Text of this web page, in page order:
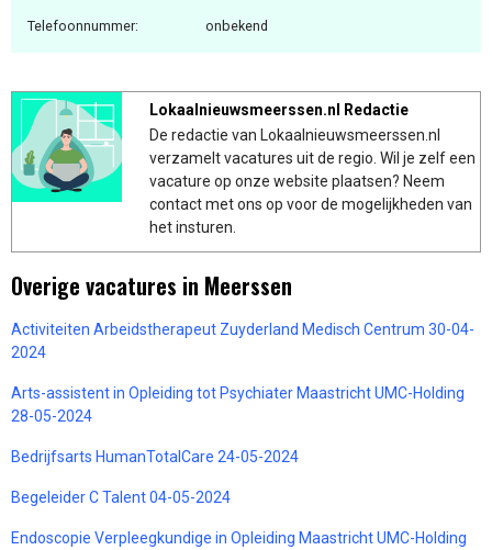
Telefoonnummer: onbekend
Lokaalnieuwsmeerssen.nl Redactie
De redactie van Lokaalnieuwsmeerssen.nl
verzamelt vacatures uit de regio. Wil je zelf een
vacature op onze website plaatsen? Neem
contact met ons op voor de mogelijkheden van
het insturen.
Overige vacatures in Meerssen
Activiteiten Arbeidstherapeut Zuyderland Medisch Centrum 30-04-
2024
Arts-assistent in Opleiding tot Psychiater Maastricht UMC-Holding
28-05-2024
Bedrijfsarts HumanTotalCare 24-05-2024
Begeleider C Talent 04-05-2024
Endoscopie Verpleegkundige in Opleiding Maastricht UMC-Holding